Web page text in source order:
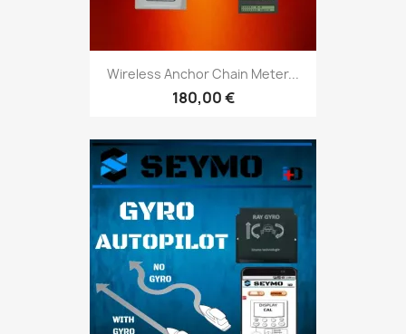
Wireless Anchor Chain Meter...
180,00 €